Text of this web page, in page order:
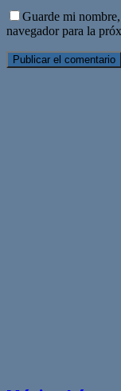
Guarde mi
navegador para la